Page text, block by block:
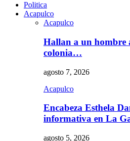
Politica
Acapulco
Acapulco
Hallan a un hombre
colonia…
agosto 7, 2026
Acapulco
Encabeza Esthela
informativa en La
agosto 5, 2026